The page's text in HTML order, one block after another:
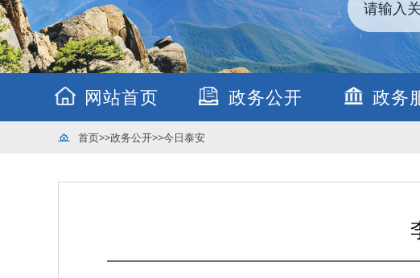
网站首页 政务公开 政务
首页>>政务公开>>今日泰安